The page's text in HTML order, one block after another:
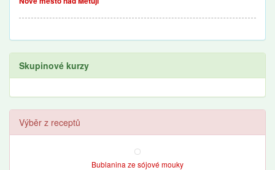
Skupinové kurzy
Výběr z receptů
Bublanina ze sójové mouky